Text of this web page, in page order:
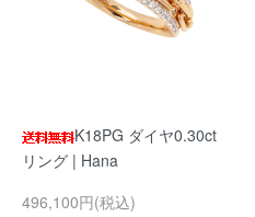
K18PG ダイヤ0.30ct
リング | Hana
496,100円(税込)